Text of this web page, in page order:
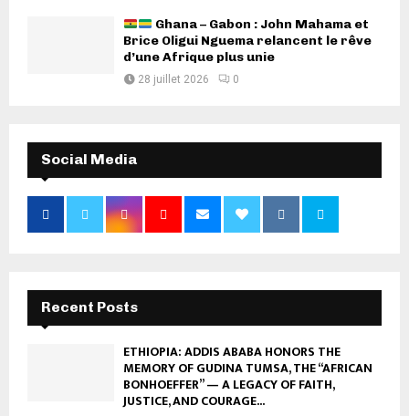
Ghana – Gabon : John Mahama et
Brice Oligui Nguema relancent le rêve
d’une Afrique plus unie
28 juillet 2026 0
Social Media
Recent Posts
ETHIOPIA: ADDIS ABABA HONORS THE
MEMORY OF GUDINA TUMSA, THE “AFRICAN
BONHOEFFER” — A LEGACY OF FAITH,
JUSTICE, AND COURAGE...